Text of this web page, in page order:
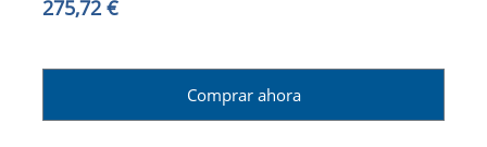
275,72 €
Comprar ahora